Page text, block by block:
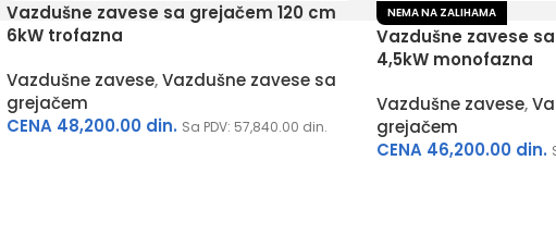
Vazdušne zavese sa grejačem 120 cm
6kW trofazna
Vazdušne zavese, Vazdušne zavese sa
grejačem
CENA 48,200.00 din. Sa PDV: 57,840.00 din.
NEMA NA ZALIHAMA
Vazdušne zavese
4,5kW monofazna
Vazdušne zavese,
grejačem
CENA 46,200.00 din.